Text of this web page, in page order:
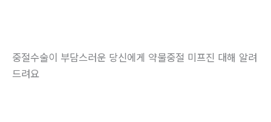
중절수술이 부담스러운 당신에게 약물중절 미프진 대해 알려
드려요